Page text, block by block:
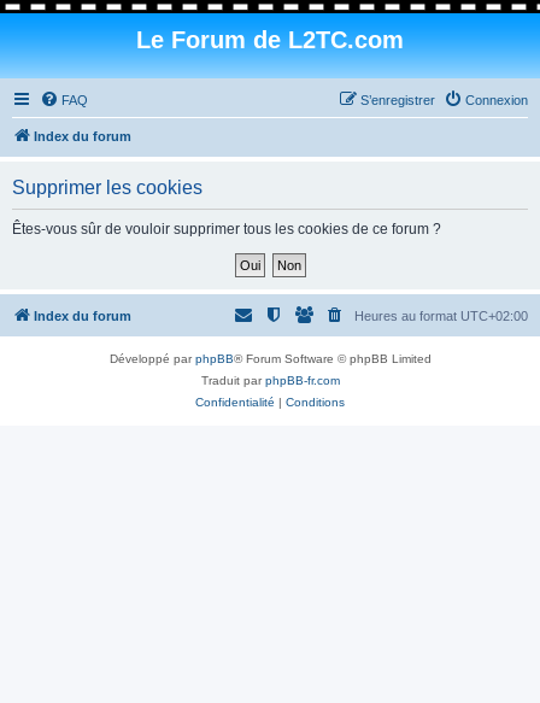
Le Forum de L2TC.com
FAQ Connexion
S’enregistrer
Index du forum
Supprimer les cookies
Êtes-vous sûr de vouloir supprimer tous les cookies de ce forum ?
Index du forum Heures au format UTC+02:00
Développé parphpBB® Forum Software © phpBB Limited
Traduit parphpBB-fr.com
Confidentialité | Conditions